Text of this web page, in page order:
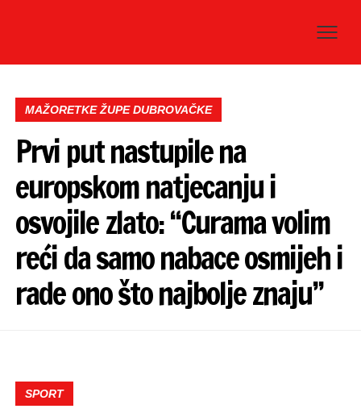
MAŽORETKE ŽUPE DUBROVAČKE
Prvi put nastupile na
europskom natjecanju i
osvojile zlato: “Curama volim
reći da samo nabace osmijeh i
rade ono što najbolje znaju”
SPORT